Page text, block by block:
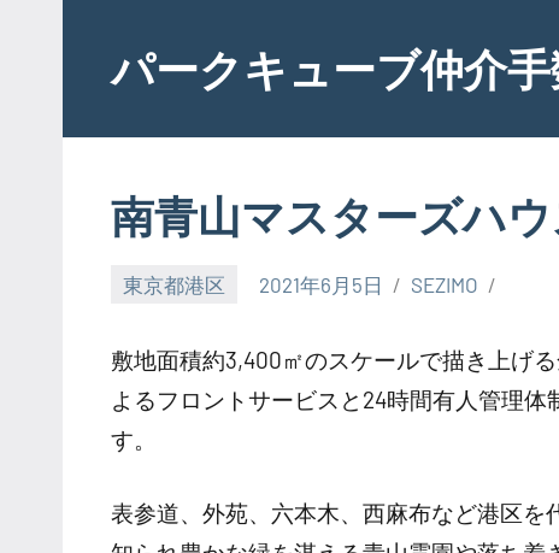
contentパークキューブ仲介
南青山マスターズハ
東京都港区 2021年6月5日 SEZIMO
敷地面積約3,400㎡のスケールで描き上げ
よるフロントサービスと24時間有人管理
す。
表参道、外苑、六本木、西麻布など港区